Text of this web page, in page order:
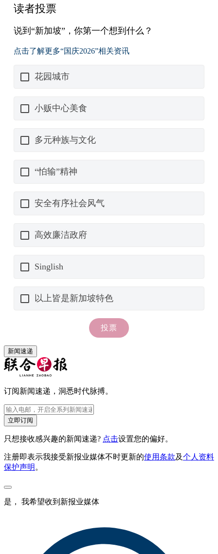
新闻速递
订阅新闻速递，洞悉时代脉搏。
立即订阅
只想接收感兴趣的新闻速递? 点击设置您的偏好。
注册即表示我接受新报业媒体不时更新的使用条款及个人资料
保护声明 。
是， 我希望收到新报业媒体